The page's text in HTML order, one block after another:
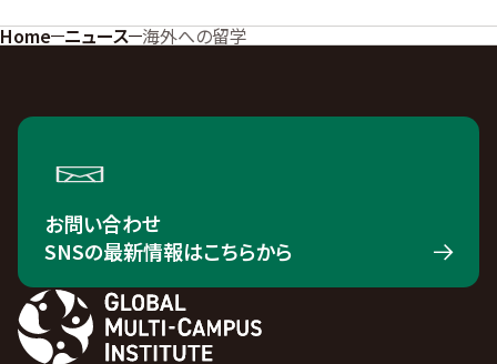
Home ニュース 海外への留学
お問い合わせ
SNSの最新情報はこちらから